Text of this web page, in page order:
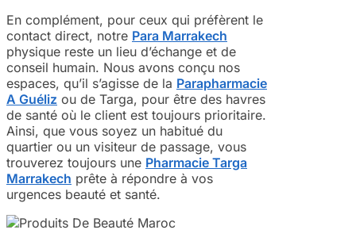
En complément, pour ceux qui préfèrent le
contact direct, notre Para Marrakech
physique reste un lieu d’échange et de
conseil humain. Nous avons conçu nos
espaces, qu’il s’agisse de la Parapharmacie
A Guéliz ou de Targa, pour être des havres
de santé où le client est toujours prioritaire.
Ainsi, que vous soyez un habitué du
quartier ou un visiteur de passage, vous
trouverez toujours une Pharmacie Targa
Marrakech prête à répondre à vos
urgences beauté et santé.